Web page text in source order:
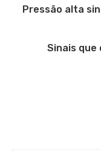
Pressão alta
Sinais que